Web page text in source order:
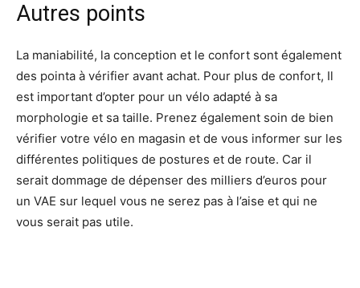
Autres points
La maniabilité, la conception et le confort sont également
des pointa à vérifier avant achat. Pour plus de confort, Il
est important d’opter pour un vélo adapté à sa
morphologie et sa taille. Prenez également soin de bien
vérifier votre vélo en magasin et de vous informer sur les
différentes politiques de postures et de route. Car il
serait dommage de dépenser des milliers d’euros pour
un VAE sur lequel vous ne serez pas à l’aise et qui ne
vous serait pas utile.